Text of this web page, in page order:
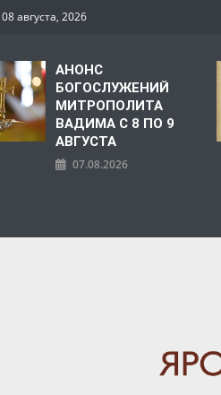
августа, 2026
АНОНС
БОГОСЛУЖЕНИЙ
МИТРОПОЛИТА
ВАДИМА С 8 ПО 9
АВГУСТА
07.08.2026